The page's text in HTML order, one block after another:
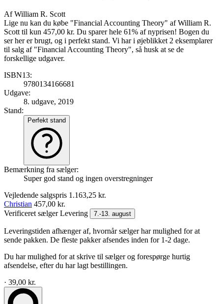
AfWilliam R. Scott
Lige nu kan du købe "Financial Accounting Theory" af William R.
Scott til kun 457,00 kr. Du sparer hele 61% af nyprisen! Bogen du
ser her er brugt, og i perfekt stand. Vi har i øjeblikket 2 eksemplarer
til salg af "Financial Accounting Theory", så husk at se de
forskellige udgaver.
ISBN13:
9780134166681
Udgave:
8. udgave, 2019
Stand:
Perfekt stand
Bemærkning fra sælger:
Super god stand og ingen overstregninger
Vejledende salgspris 1.163,25 kr.
Christian 457,00 kr.
Verificeret sælgerLevering 7.-13. august
Leveringstiden afhænger af, hvornår sælger har mulighed for at
sende pakken. De fleste pakker afsendes inden for 1-2 dage.
Du har mulighed for at skrive til sælger og forespørge hurtig
afsendelse, efter du har lagt bestillingen.
· 39,00 kr.